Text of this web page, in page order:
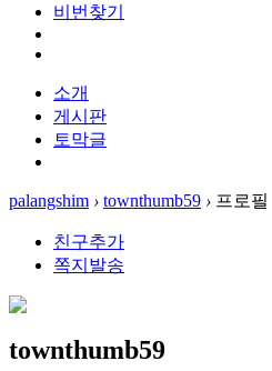
비번찾기
소개
게시판
토막글
palangshim › townthumb59 › 프로필
친구추가
쪽지발송
townthumb59